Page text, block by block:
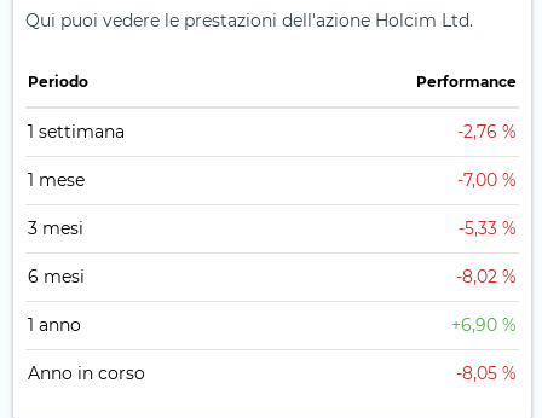
Qui puoi vedere le prestazioni dell'azione Holcim Ltd.
Periodo Performance
1 settimana -2,76 %
1 mese -7,00 %
3 mesi -5,33 %
6 mesi -8,02 %
1 anno +6,90 %
Anno in corso -8,05 %